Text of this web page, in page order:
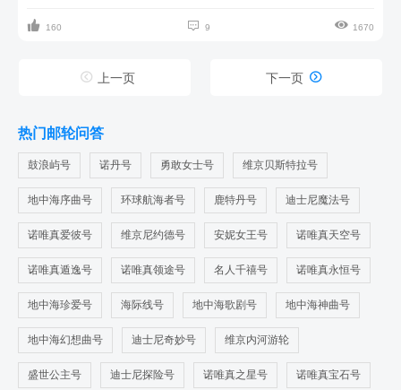
产品，如果在费用方面觉得麻烦也可以跟团买一价全含的服
 160  9  1670
 上一页 下一页 
热门邮轮问答
鼓浪屿号 诺丹号 勇敢女士号 维京贝斯特拉号
地中海序曲号 环球航海者号 鹿特丹号 迪士尼魔法号
诺唯真爱彼号 维京尼约德号 安妮女王号 诺唯真天空号
诺唯真遁逸号 诺唯真领途号 名人千禧号 诺唯真永恒号
地中海珍爱号 海际线号 地中海歌剧号 地中海神曲号
地中海幻想曲号 迪士尼奇妙号 维京内河游轮
盛世公主号 迪士尼探险号 诺唯真之星号 诺唯真宝石号